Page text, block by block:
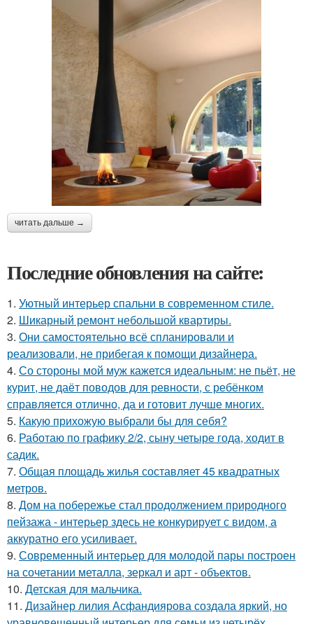
читать дальше →
Последние обновления на сайте:
1. Уютный интерьер спальни в современном стиле.
2. Шикарный ремонт небольшой квартиры.
3. Они самостоятельно всё спланировали и
реализовали, не прибегая к помощи дизайнера.
4. Со стороны мой муж кажется идеальным: не пьёт, не
курит, не даёт поводов для ревности, с ребёнком
справляется отлично, да и готовит лучше многих.
5. Какую прихожую выбрали бы для себя?
6. Работаю по графику 2/2, сыну четыре года, ходит в
садик.
7. Общая площадь жилья составляет 45 квадратных
метров.
8. Дом на побережье стал продолжением природного
пейзажа - интерьер здесь не конкурирует с видом, а
аккуратно его усиливает.
9. Современный интерьер для молодой пары построен
на сочетании металла, зеркал и арт - объектов.
10. Детская для мальчика.
11. Дизайнер лилия Асфандиярова создала яркий, но